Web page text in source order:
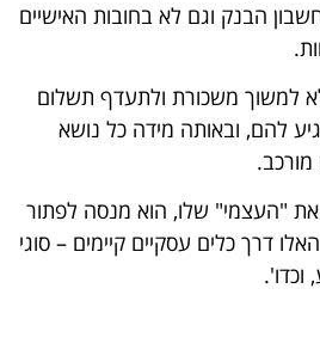
הבנק וגם לא בחובות האישיים
למשוך משכורת ולתעדף תשלום
להם, ובאותה מידה כל נושא
מורכב.
"העצמי" שלו, הוא מנסה לפתור
דרך כלים עסקיים קיימים – סוגי
וכדו'.